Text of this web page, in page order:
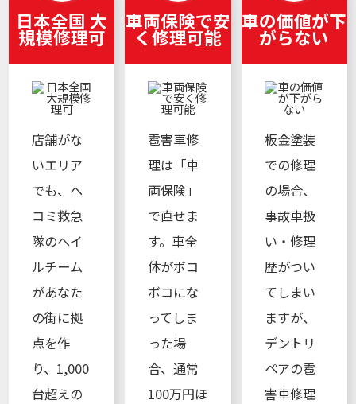
日本全国 大
規模修理可
店舗がな
いエリア
でも、ヘ
コミ救急
隊のへイ
ルチーム
があなた
の街に拠
点を作
り、1,000
台超えの
車両保険で安
く修理可能
雹害車修
理は「車
両保険」
で直せま
す。車全
体がボコ
ボコにな
ってしま
った場
合、通常
100万円ほ
車の価値が下
がらない
板金塗装
での修理
の場合、
事故車扱
い・修理
歴がつい
てしまい
ますが、
デントリ
ペアの雹
害車修理